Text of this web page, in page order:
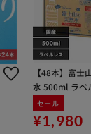
【48本】富士
水 500ml ラベ
セール
¥1,980